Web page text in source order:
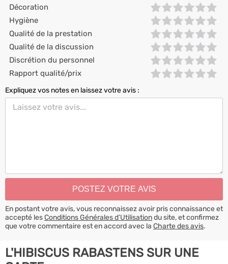
Décoration
Hygiène
Qualité de la prestation
Qualité de la discussion
Discrétion du personnel
Rapport qualité/prix
Expliquez vos notes en laissez votre avis :
En postant votre avis, vous reconnaissez avoir pris connaissance et
accepté lesConditions Générales d’Utilisationdu site, et confirmez
que votre commentaire est en accord avec la Charte des avis.
L'HIBISCUS RABASTENS SUR UNE